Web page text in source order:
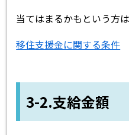
当てはまるかもという方
移住支援金に関する条件
3-2.支給金額